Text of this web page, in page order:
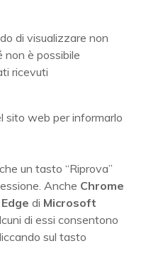
di visualizzare non
non è possibile
ricevuti
sito web per informarlo
un tasto “Riprova”
Anche Chrome
Edge di Microsoft
di essi consentono
sul tasto